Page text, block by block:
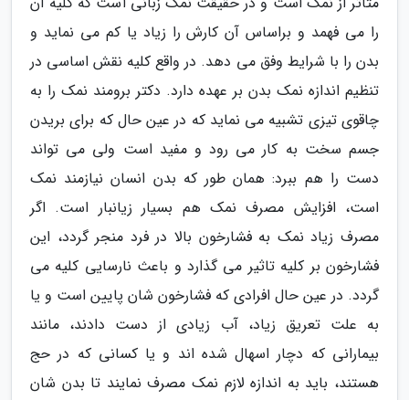
را می فهمد و براساس آن کارش را زیاد یا کم می نماید و
بدن را با شرایط وفق می دهد. در واقع کلیه نقش اساسی در
تنظیم اندازه نمک بدن بر عهده دارد. دکتر برومند نمک را به
چاقوی تیزی تشبیه می نماید که در عین حال که برای بریدن
جسم سخت به کار می رود و مفید است ولی می تواند
دست را هم ببرد: همان طور که بدن انسان نیازمند نمک
است، افزایش مصرف نمک هم بسیار زیانبار است. اگر
مصرف زیاد نمک به فشارخون بالا در فرد منجر گردد، این
فشارخون بر کلیه تاثیر می گذارد و باعث نارسایی کلیه می
گردد. در عین حال افرادی که فشارخون شان پایین است و یا
به علت تعریق زیاد، آب زیادی از دست دادند، مانند
بیمارانی که دچار اسهال شده اند و یا کسانی که در حج
هستند، باید به اندازه لازم نمک مصرف نمایند تا بدن شان